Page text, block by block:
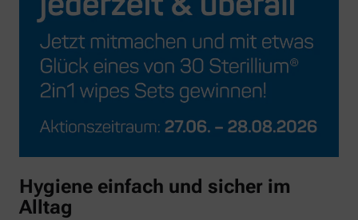
Hygiene einfach und sicher im
Alltag